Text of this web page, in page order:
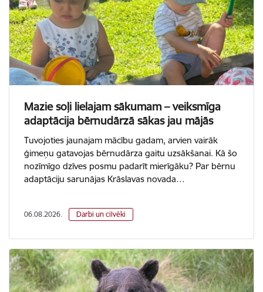
Mazie soļi lielajam sākumam – veiksmīga
adaptācija bērnudārzā sākas jau mājās
Tuvojoties jaunajam mācību gadam, arvien vairāk
ģimeņu gatavojas bērnudārza gaitu uzsākšanai. Kā šo
nozīmīgo dzīves posmu padarīt mierīgāku? Par bērnu
adaptāciju sarunājas Krāslavas novada…
06.08.2026. Darbi un cilvēki